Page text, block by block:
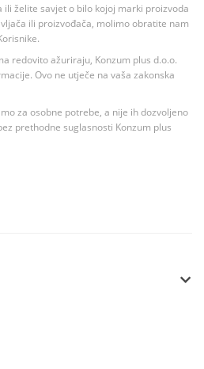
želite savjet o bilo kojoj marki proizvoda
ili proizvođača, molimo obratite nam
redovito ažuriraju, Konzum plus d.o.o.
Ovo ne utječe na vaša zakonska
za osobne potrebe, a nije ih dozvoljeno
prethodne suglasnosti Konzum plus